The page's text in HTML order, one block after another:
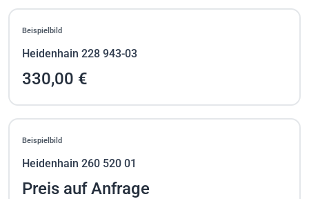
Beispielbild
Heidenhain 228 943-03
330,00 €
Beispielbild
Heidenhain 260 520 01
Preis auf Anfrage